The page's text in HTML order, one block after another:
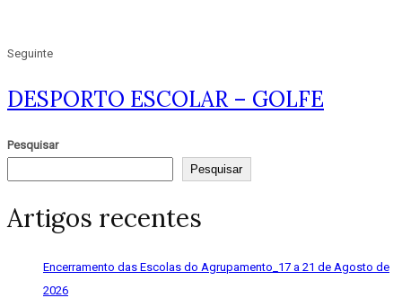
Seguinte
DESPORTO ESCOLAR – GOLFE
Pesquisar
Pesquisar
Artigos recentes
Encerramento das Escolas do Agrupamento_17 a 21 de Agosto de
2026